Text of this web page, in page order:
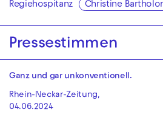
Regiehospitanz Christine
Pressestimmen
Ganz und gar unkonventionell.
Rhein-Neckar-Zeitung,
04.06.2024